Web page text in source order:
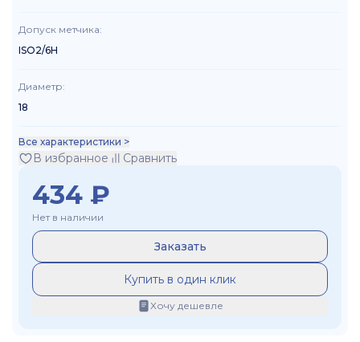
Допуск метчика:
ISO2/6H
Диаметр:
18
Все характеристики >
В избранное Сравнить
434 ₽
Нет в наличии
Заказать
Купить в один клик
Хочу дешевле